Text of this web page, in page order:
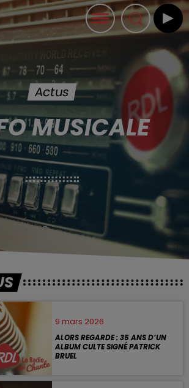
Actus
MUSICALE
9 mars 2026
ALORS REGARDE : 35 ANS D’UN
ALBUM CULTE SIGNÉ PATRICK
BRUEL